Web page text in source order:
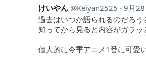
けいやん Keiyan2525
9月28
過去はいつか語られるのだろう
知ってから見ると内容がガラッ
個人的に今季アニメ1番に可愛